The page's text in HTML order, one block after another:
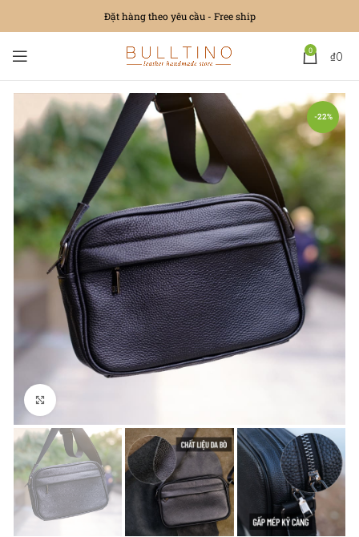
Đặt hàng theo yêu cầu - Free ship
0 ₫0
-22%